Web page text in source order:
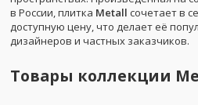
в России, плитка Metall сочетает в
доступную цену, что делает её
дизайнеров и частных заказчиков.
Товары коллекции